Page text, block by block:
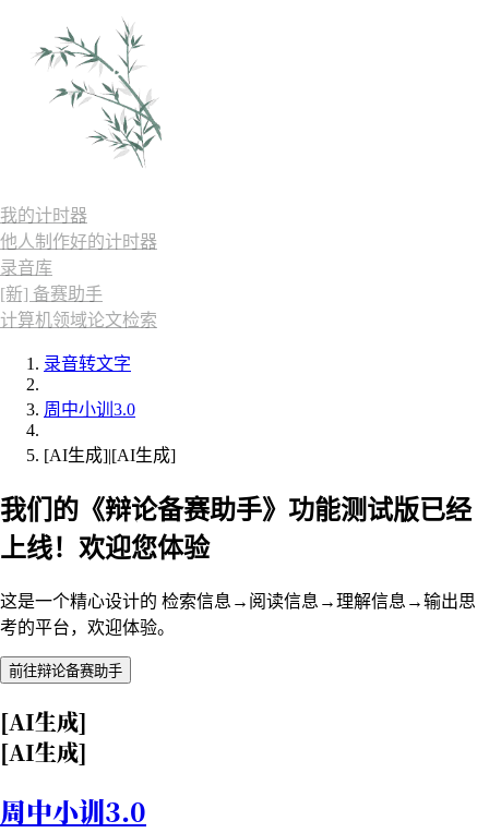
我的计时器
他人制作好的计时器
录音库
[新] 备赛助手
计算机领域论文检索
录音转文字
周中小训3.0
[AI生成]|[AI生成]
我们的《辩论备赛助手》功能测试版已经
上线！欢迎您体验
这是一个精心设计的 检索信息→阅读信息→理解信息→输出思
考的平台，欢迎体验。
前往辩论备赛助手
[AI生成]
[AI生成]
周中小训3.0